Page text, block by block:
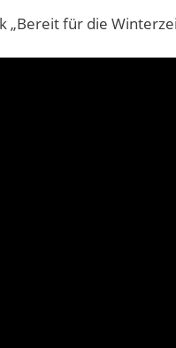
„Bereit für die